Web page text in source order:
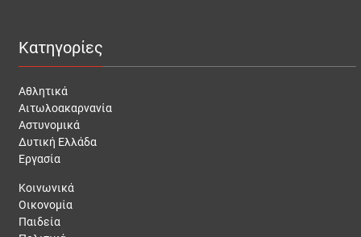
Κατηγορίες
Αθλητικά
Αιτωλοακαρνανία
Αστυνομικά
Δυτική Ελλάδα
Εργασία
Κοινωνικά
Οικονομία
Παιδεία